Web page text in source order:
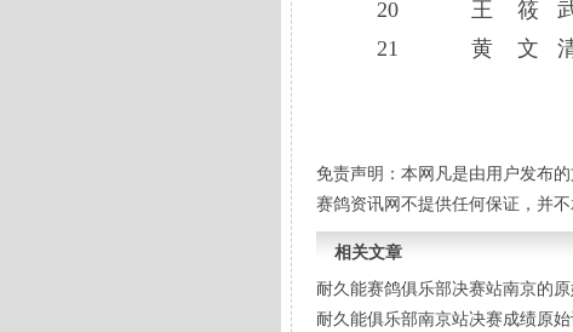
20 王 筱 武
21 黄 文 清
免责声明：本网凡是由用户发布
赛鸽资讯网不提供任何保证，并不
相关文章
耐久能赛鸽俱乐部决赛站南京的
耐久能俱乐部南京站决赛成绩原